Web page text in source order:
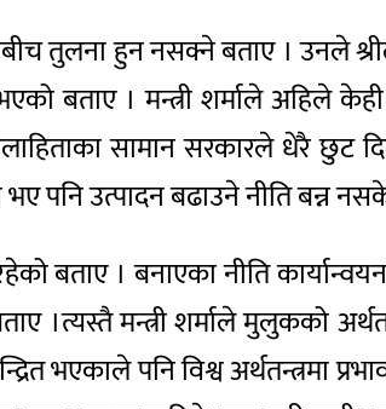
तुलना हुन नसक्ने बताए । उनले
बताए । मन्त्री शर्माले
सामान सरकारले धेरै छुट
पनि उत्पादन बढाउने नीति बन्न
बताए । बनाएका नीति
बताए ।त्यस्तै मन्त्री शर्माले
भएकाले पनि विश्व अर्थतन्त्रमा